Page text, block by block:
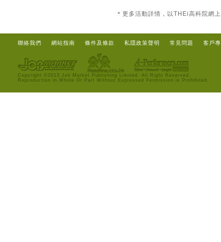
＊更多活動詳情，以THEi高科院
聯絡我們 網站指南 條件及條款 私隱政策聲明 常見問題 客戶
Copyright ©2013 Job Market Publishing Limited. All Right Reserved.
Reproduction in Whole Or Part Without Expressed Permission is Prohibited.